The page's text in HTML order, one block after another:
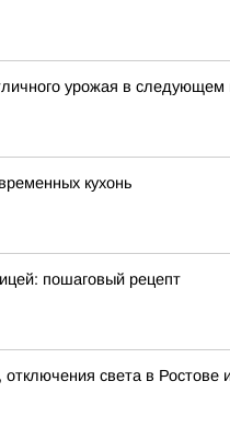
урожая в следующем
кухонь
пошаговый рецепт
света в